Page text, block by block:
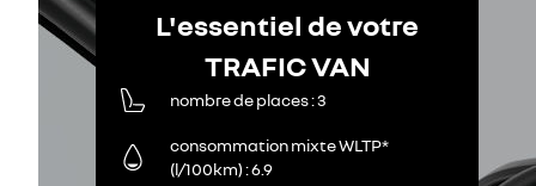
L'essentiel de votre
TRAFIC VAN
nombre de places 3
consommation mixte WLTP*
(l/100km) 6.9